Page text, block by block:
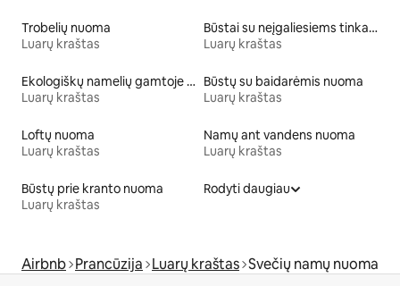
Trobelių nuoma
Luarų kraštas
Būstai su neįgaliesiems tinkamo aukščio tualetu
Luarų kraštas
Ekologiškų namelių gamtoje nuoma
Luarų kraštas
Būstų su baidarėmis nuoma
Luarų kraštas
Loftų nuoma
Luarų kraštas
Namų ant vandens nuoma
Luarų kraštas
Būstų prie kranto nuoma
Luarų kraštas
Rodyti daugiau
Airbnb Prancūzija Luarų kraštas Svečių namų nuoma